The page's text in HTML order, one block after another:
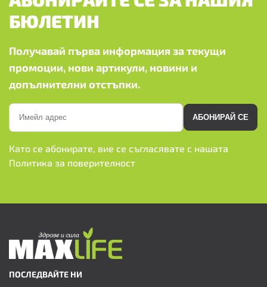
БЮЛЕТИН
Получавай първа информация за текущи
промоции, нови артикули, новини и
допълнителни отстъпки.
АБОНИРАЙ СЕ
Като се абонирате, вие се съгласявате с нашата
Политика за поверителност
ПОСЛЕДВАЙТЕ НИ